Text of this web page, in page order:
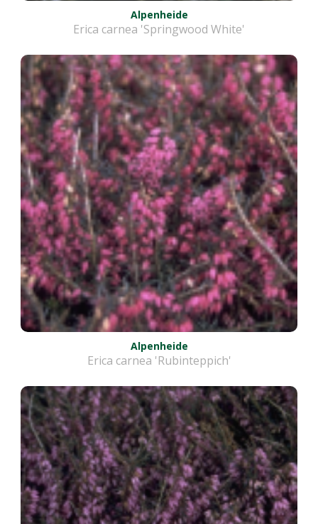
Alpenheide
Erica carnea 'Springwood White'
Alpenheide
Erica carnea 'Rubinteppich'